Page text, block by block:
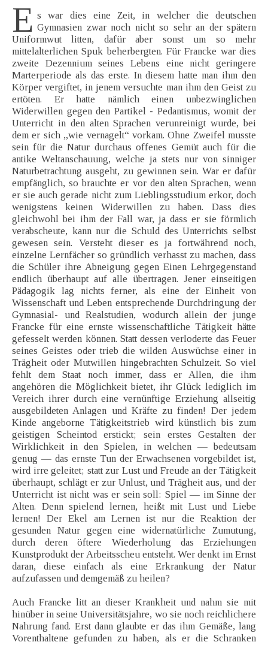
E s war dies eine Zeit, in welcher die deutschen
Gymnasien zwar noch nicht so sehr an der spätern
Uniformwut litten, dafür aber sonst um so mehr
mittelalterlichen Spuk beherbergten. Für Francke war dies
zweite Dezennium seines Lebens eine nicht geringere
Marterperiode als das erste. In diesem hatte man ihm den
Körper vergiftet, in jenem versuchte man ihm den Geist zu
ertöten. Er hatte nämlich einen unbezwinglichen
Widerwillen gegen den Partikel - Pedantismus, womit der
Unterricht in den alten Sprachen verunreinigt wurde, bei
dem er sich „wie vernagelt“ vorkam. Ohne Zweifel musste
sein für die Natur durchaus offenes Gemüt auch für die
antike Weltanschauung, welche ja stets nur von sinniger
Naturbetrachtung ausgeht, zu gewinnen sein. War er dafür
empfänglich, so brauchte er vor den alten Sprachen, wenn
er sie auch gerade nicht zum Lieblingsstudium erkor, doch
wenigstens keinen Widerwillen zu haben. Dass dies
gleichwohl bei ihm der Fall war, ja dass er sie förmlich
verabscheute, kann nur die Schuld des Unterrichts selbst
gewesen sein. Versteht dieser es ja fortwährend noch,
einzelne Lernfächer so gründlich verhasst zu machen, dass
die Schüler ihre Abneigung gegen Einen Lehrgegenstand
endlich überhaupt auf alle übertragen. Jener einseitigen
Pädagogik lag nichts ferner, als eine der Einheit von
Wissenschaft und Leben entsprechende Durchdringung der
Gymnasial- und Realstudien, wodurch allein der junge
Francke für eine ernste wissenschaftliche Tätigkeit hätte
gefesselt werden können. Statt dessen verloderte das Feuer
seines Geistes oder trieb die wilden Auswüchse einer in
Trägheit oder Mutwillen hingebrachten Schulzeit. So viel
fehlt dem Staat noch immer, dass er Allen, die ihm
angehören die Möglichkeit bietet, ihr Glück lediglich im
Vereich ihrer durch eine vernünftige Erziehung allseitig
ausgebildeten Anlagen und Kräfte zu finden! Der jedem
Kinde angeborne Tätigkeitstrieb wird künstlich bis zum
geistigen Scheintod erstickt; sein erstes Gestalten der
Wirklichkeit in den Spielen, in welchen — bedeutsam
genug — das ernste Tun der Erwachsenen vorgebildet ist,
wird irre geleitet; statt zur Lust und Freude an der Tätigkeit
überhaupt, schlägt er zur Unlust, und Trägheit aus, und der
Unterricht ist nicht was er sein soll: Spiel — im Sinne der
Alten. Denn spielend lernen, heißt mit Lust und Liebe
lernen! Der Ekel am Lernen ist nur die Reaktion der
gesunden Natur gegen eine widernatürliche Zumutung,
durch deren öftere Wiederholung das Erziehungen
Kunstprodukt der Arbeitsscheu entsteht. Wer denkt im Ernst
daran, diese einfach als eine Erkrankung der Natur
aufzufassen und demgemäß zu heilen?
Auch Francke litt an dieser Krankheit und nahm sie mit
hinüber in seine Universitätsjahre, wo sie noch reichlichere
Nahrung fand. Erst dann glaubte er das ihm Gemäße, lang
Vorenthaltene gefunden zu haben, als er die Schranken